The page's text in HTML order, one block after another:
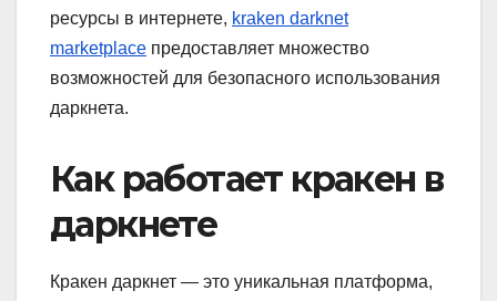
ресурсы в интернете, kraken darknet
marketplace предоставляет множество
возможностей для безопасного использования
даркнета.
Как работает кракен в
даркнете
Кракен даркнет — это уникальная платформа,